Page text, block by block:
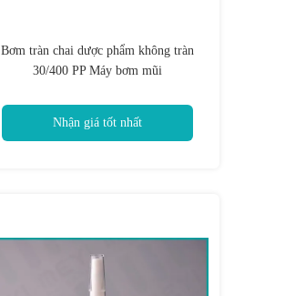
Bơm tràn chai dược phẩm không tràn
30/400 PP Máy bơm mũi
Nhận giá tốt nhất